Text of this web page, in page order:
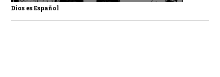
Dios es Español